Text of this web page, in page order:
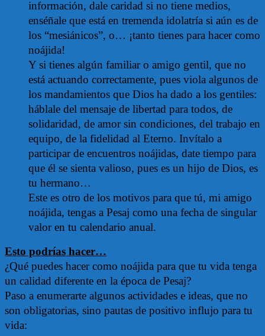
información, dale caridad si no tiene medios,
enséñale que está en tremenda idolatría si aún es de
los “mesiánicos”, o… ¡tanto tienes para hacer como
noájida!
Y si tienes algún familiar o amigo gentil, que no
está actuando correctamente, pues viola algunos de
los mandamientos que Dios ha dado a los gentiles:
háblale del mensaje de libertad para todos, de
solidaridad, de amor sin condiciones, del trabajo en
equipo, de la fidelidad al Eterno. Invítalo a
participar de encuentros noájidas, date tiempo para
que él se sienta valioso, pues es un hijo de Dios, es
tu hermano…
Este es otro de los motivos para que tú, mi amigo
noájida, tengas a Pesaj como una fecha de singular
valor en tu calendario anual.
Esto podrías hacer…
¿Qué puedes hacer como noájida para que tu vida tenga
un calidad diferente en la época de Pesaj?
Paso a enumerarte algunos actividades e ideas, que no
son obligatorias, sino pautas de positivo influjo para tu
vida: